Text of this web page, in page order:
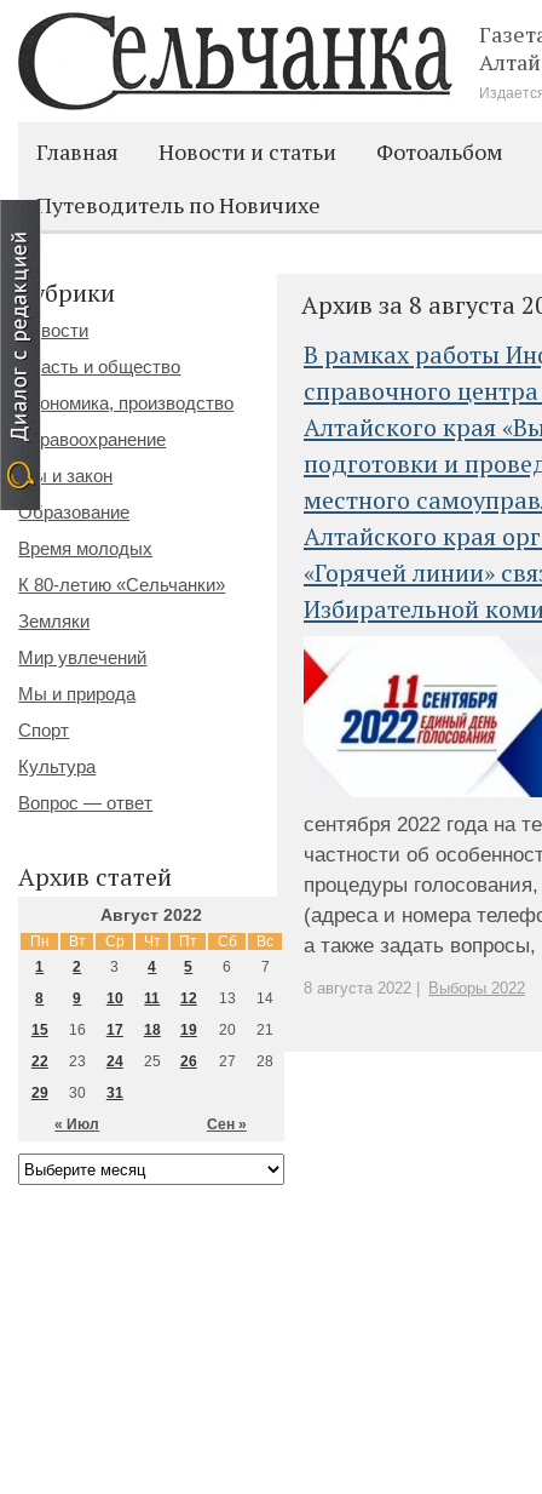
Главная Новости и статьи
Фотоальбом
Путеводитель по Новичихе
Архив за 8 августа
В рамках работы
справочного
Алтайского края
подготовки и
местного
Алтайского края
«Горячей линии»
Избирательной
сентября 2022 года на
частности об
процедуры
(адреса и номера
а также задать
8 августа 2022 | Выборы 2022
Рубрики
Новости
Власть и общество
Экономика, производство
Здравоохранение
Мы и закон
Образование
Время молодых
К 80-летию «Сельчанки»
Земляки
Мир увлечений
Мы и природа
Спорт
Культура
Вопрос — ответ
Архив статей
Август 2022
Пн Вт Ср Чт Пт Сб Вс
« Июл Сен »
1 2 3 4 5 6
7
8
9 10 11 12 13
14
15
16 17 18 19 20
21
22
23 24 25 26 27
28
29
30 31